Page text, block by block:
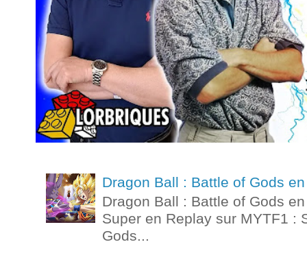
Dragon Ball : Battle of Gods
Dragon Ball : Battle of Gods
Super en Replay sur MYTF1 :
Gods...